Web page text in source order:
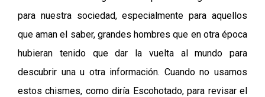
para nuestra sociedad, especialmente para aquellos
que aman el saber, grandes hombres que en otra época
hubieran tenido que dar la vuelta al mundo para
descubrir una u otra información. Cuando no usamos
estos chismes, como diría Escohotado, para revisar el